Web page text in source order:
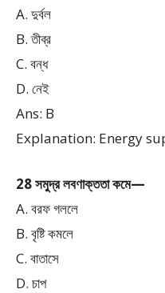
A. দুর্বল
B. তীব্র
C. বন্ধ
D. নেই
Ans: B
Explanation: Energy
28 সমুদ্র লবণাক্ততা কমে—
A. বরফ গললে
B. বৃষ্টি কমলে
C. বাতাসে
D. চাপ